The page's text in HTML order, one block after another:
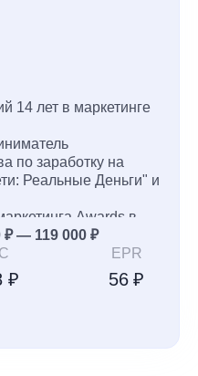
14 лет в маркетинге
по заработку на
Реальные Деньги" и
Awards в
клиентов
₽ — 119 000 ₽
₽
EPR
56 ₽